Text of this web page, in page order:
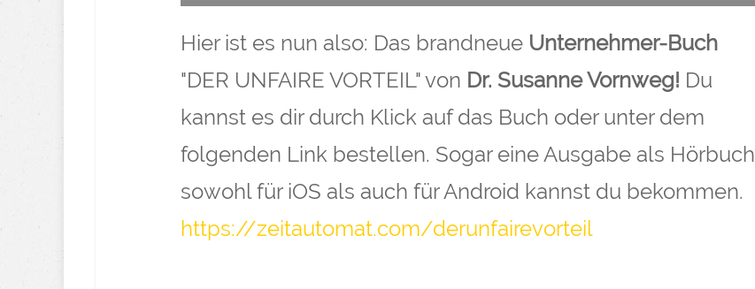
Hier ist es nun also: Das brandneue Unternehmer-Buch
"DER UNFAIRE VORTEIL" von Dr. Susanne Vornweg! Du
kannst es dir durch Klick auf das Buch oder unter dem
folgenden Link bestellen. Sogar eine Ausgabe als Hörbuch
sowohl für iOS als auch für Android kannst du bekommen.
https://zeitautomat.com/derunfairevorteil